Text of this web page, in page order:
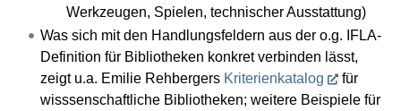
Werkzeugen, Spielen, technischer Ausstattung)
Was sich mit den Handlungsfeldern aus der o.g. IFLA-
Definition für Bibliotheken konkret verbinden lässt,
zeigt u.a. Emilie Rehbergers Kriterienkatalog
für
wisssenschaftliche Bibliotheken; weitere Beispiele für